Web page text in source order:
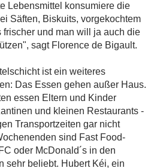
Lebensmittel konsumiere die
Säften, Biskuits, vorgekochtem
und man will ja auch die
sagt Florence de Bigault.
ist ein weiteres
Das Essen gehen außer Haus.
essen Eltern und Kinder
und kleinen Restaurants -
Transportzeiten gar nicht
sind Fast Food-
oder McDonald´s in den
sehr beliebt. Hubert Kéi, ein